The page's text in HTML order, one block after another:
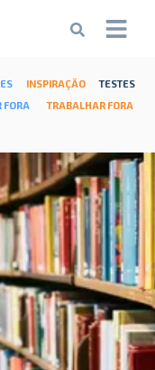
INSPIRAÇÃO
TESTES
FORA
TRABALHAR FORA